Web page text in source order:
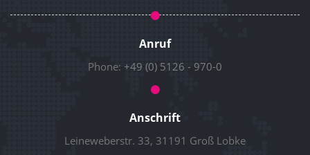
Anruf
Phone: +49 (0) 5126 - 970-0
Anschrift
Leineweberstr. 33, 31191 Groß Lobke